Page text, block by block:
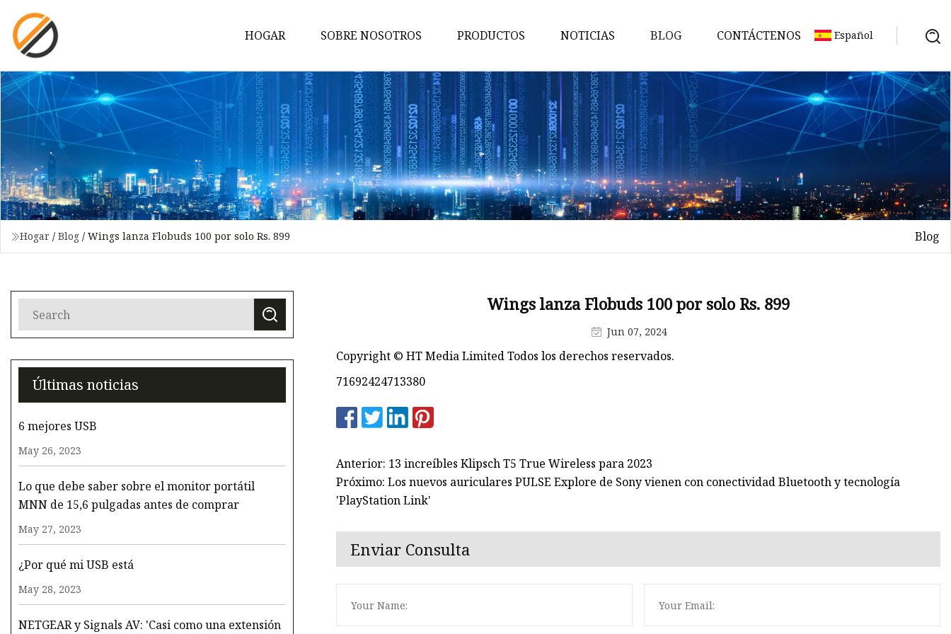
HOGAR SOBRE NOSOTROS PRODUCTOS
Conmutador de red
Energía de la red
Adaptador de red
Consumidor de electronicos
Conmutador POE
Adaptador TIPO
Conector TIPO
NOTICIAS BLOG CONTÁCTENOS Español
Hogar / Blog / Wings lanza Flobuds 100 por solo Rs. 899 Blog
Últimas noticias
6 mejores USB
May 26, 2023
Lo que debe saber sobre el monitor portátil
MNN de 15,6 pulgadas antes de comprar
May 27, 2023
¿Por qué mi USB está
May 28, 2023
NETGEAR y Signals AV: 'Casi como una extensión
Wings lanza Flobuds 100 por solo Rs. 899
Jun 07, 2024
Copyright © HT Media Limited Todos los derechos reservados.
71692424713380
Anterior: 13 increíbles Klipsch T5 True Wireless para 2023
Próximo: Los nuevos auriculares PULSE Explore de Sony vienen con conectividad Bluetooth y tecnología
'PlayStation Link'
Enviar Consulta